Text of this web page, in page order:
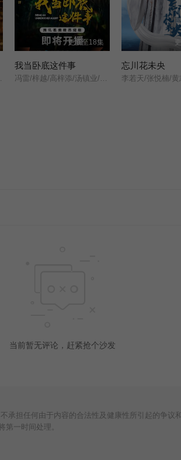
更新至18集
我当卧底这件事 忘川花未央
李若天/张悦楠/黄
当前暂无评论，赶紧抢个沙发
担任何由于内容的合法性及健康性所引起的争议和
第一时间处理。